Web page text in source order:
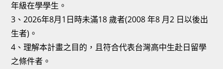
年級在學學生。
3、2026年8月1日時未滿18 歲者(2008 年8 月2 日以後出
生者)。
4、理解本計畫之目的，且符合代表台灣高中生赴日留學
之條件者。